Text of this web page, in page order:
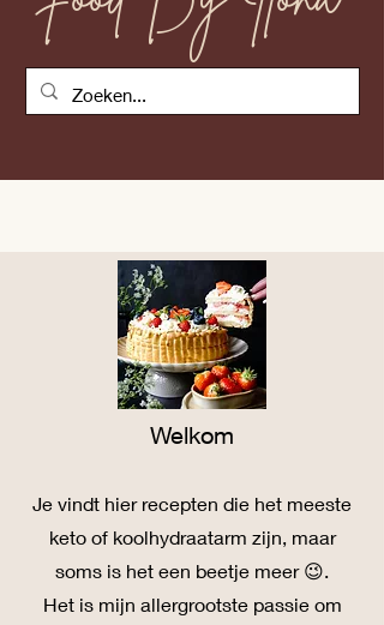
Welkom
Je vindt hier recepten die het meeste
keto of koolhydraatarm zijn, maar
soms is het een beetje meer 😉.
Het is mijn allergrootste passie om